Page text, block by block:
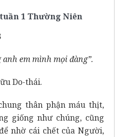
tuần 1 Thường Niên
em mình mọi đàng”.
Do-thái.
thân phận máu thịt,
giống như chúng, cũng
nhờ cái chết của Người,